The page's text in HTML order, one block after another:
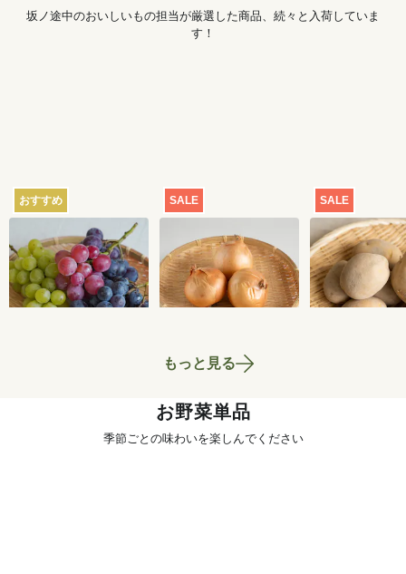
坂ノ途中のおいしいもの担当が厳選した商品、続々と入荷していま
す！
おすすめ
【産地直送】葡萄畑
ふくじろうのふぞろ
い濃厚ぶどう 1.6kg
送料込 6,750円
SALE
【特別価格】玉ねぎ
1kg
700円
SALE
【特別価格】
いも（品種お
せ） 1kg
もっと見る
お野菜単品
季節ごとの味わいを楽しんでください